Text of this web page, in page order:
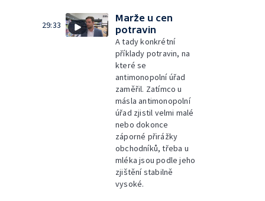
29:33
Marže u cen
potravin
A tady konkrétní
příklady potravin, na
které se
antimonopolní úřad
zaměřil. Zatímco u
másla antimonopolní
úřad zjistil velmi malé
nebo dokonce
záporné přirážky
obchodníků, třeba u
mléka jsou podle jeho
zjištění stabilně
vysoké.